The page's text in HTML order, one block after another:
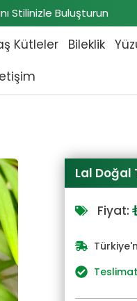
Stilinizle Buluşturun
Kütleler Bileklik
Lal Doğal
Fiyat: